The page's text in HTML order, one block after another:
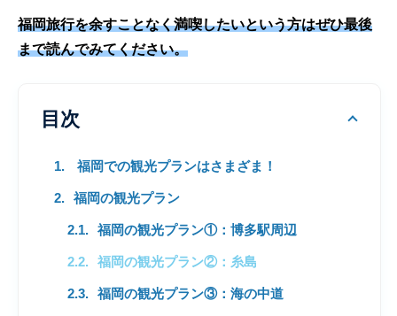
福岡旅行を余すことなく満喫したいという方はぜひ最後
まで読んでみてください。
目次
福岡での観光プランはさまざま！
福岡の観光プラン
福岡の観光プラン①：博多駅周辺
福岡の観光プラン②：糸島
福岡の観光プラン③：海の中道